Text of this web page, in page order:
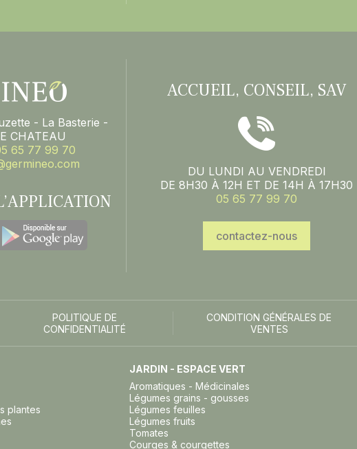
- La Basterie -
CHATEAU
65 77 99 70
ACCUEIL, CONSEIL, SAV
DU LUNDI AU VENDREDI
DE 8H30 À 12H ET DE 14H À 17H30
05 65 77 99 70
contactez-nous
POLITIQUE DE
CONFIDENTIALITÉ
CONDITION GÉNÉRALES DE
VENTES
plantes
JARDIN - ESPACE VERT
Aromatiques - Médicinales
Légumes grains - gousses
Légumes feuilles
Légumes fruits
Tomates
Courges & courgettes